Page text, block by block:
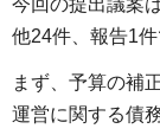
他24件、報告1件
まず、予算の補
運営に関する債